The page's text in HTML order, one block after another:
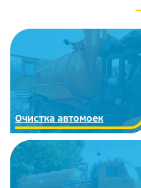
Очистка автомоек